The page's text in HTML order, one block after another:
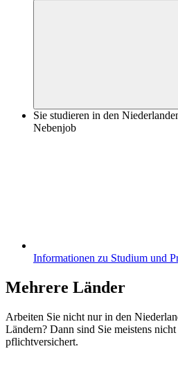
Sie studieren in den
Nebenjob
Informationen zu Studium und
Mehrere Länder
Arbeiten Sie nicht nur in den
Ländern? Dann sind Sie meistens
pflichtversichert.